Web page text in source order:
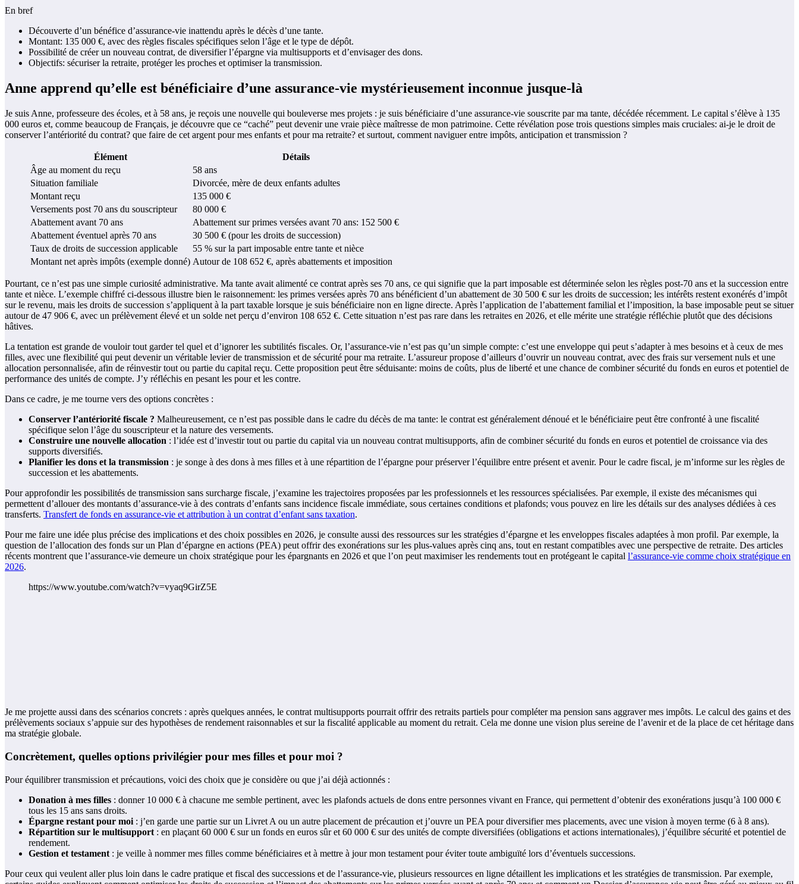
En bref
Découverte d’un bénéfice d’assurance-vie inattendu après le décès d’une tante.
Montant: 135 000 €, avec des règles fiscales spécifiques selon l’âge et le type de dépôt.
Possibilité de créer un nouveau contrat, de diversifier l’épargne via multisupports et d’envisager des dons.
Objectifs: sécuriser la retraite, protéger les proches et optimiser la transmission.
Anne apprend qu’elle est bénéficiaire d’une assurance-vie mystérieusement inconnue jusque-là
Je suis Anne, professeure des écoles, et à 58 ans, je reçois une nouvelle qui bouleverse mes projets : je suis bénéficiaire d’une assurance-vie souscrite par ma tante, décédée récemment. Le capital s’élève à 135
000 euros et, comme beaucoup de Français, je découvre que ce “caché” peut devenir une vraie pièce maîtresse de mon patrimoine. Cette révélation pose trois questions simples mais cruciales: ai-je le droit de
conserver l’antériorité du contrat? que faire de cet argent pour mes enfants et pour ma retraite? et surtout, comment naviguer entre impôts, anticipation et transmission ?
Élément
Détails
Âge au moment du reçu
58 ans
Situation familiale
Divorcée, mère de deux enfants adultes
Montant reçu
135 000 €
Versements post 70 ans du souscripteur
80 000 €
Abattement avant 70 ans
Abattement sur primes versées avant 70 ans: 152 500 €
Abattement éventuel après 70 ans
30 500 € (pour les droits de succession)
Taux de droits de succession applicable
55 % sur la part imposable entre tante et nièce
Montant net après impôts (exemple donné) Autour de 108 652 €, après abattements et imposition
Pourtant, ce n’est pas une simple curiosité administrative. Ma tante avait alimenté ce contrat après ses 70 ans, ce qui signifie que la part imposable est déterminée selon les règles post‑70 ans et la succession entre
tante et nièce. L’exemple chiffré ci‑dessous illustre bien le raisonnement: les primes versées après 70 ans bénéficient d’un abattement de 30 500 € sur les droits de succession; les intérêts restent exonérés d’impôt
sur le revenu, mais les droits de succession s’appliquent à la part taxable lorsque je suis bénéficiaire non en ligne directe. Après l’application de l’abattement familial et l’imposition, la base imposable peut se situer
autour de 47 906 €, avec un prélèvement élevé et un solde net perçu d’environ 108 652 €. Cette situation n’est pas rare dans les retraites en 2026, et elle mérite une stratégie réfléchie plutôt que des décisions
hâtives.
La tentation est grande de vouloir tout garder tel quel et d’ignorer les subtilités fiscales. Or, l’assurance-vie n’est pas qu’un simple compte: c’est une enveloppe qui peut s’adapter à mes besoins et à ceux de mes
filles, avec une flexibilité qui peut devenir un véritable levier de transmission et de sécurité pour ma retraite. L’assureur propose d’ailleurs d’ouvrir un nouveau contrat, avec des frais sur versement nuls et une
allocation personnalisée, afin de réinvestir tout ou partie du capital reçu. Cette proposition peut être séduisante: moins de coûts, plus de liberté et une chance de combiner sécurité du fonds en euros et potentiel de
performance des unités de compte. J’y réfléchis en pesant les pour et les contre.
Dans ce cadre, je me tourne vers des options concrètes :
Conserver l’antériorité fiscale ? Malheureusement, ce n’est pas possible dans le cadre du décès de ma tante: le contrat est généralement dénoué et le bénéficiaire peut être confronté à une fiscalité
spécifique selon l’âge du souscripteur et la nature des versements.
Construire une nouvelle allocation : l’idée est d’investir tout ou partie du capital via un nouveau contrat multisupports, afin de combiner sécurité du fonds en euros et potentiel de croissance via des
supports diversifiés.
Planifier les dons et la transmission : je songe à des dons à mes filles et à une répartition de l’épargne pour préserver l’équilibre entre présent et avenir. Pour le cadre fiscal, je m’informe sur les règles de
succession et les abattements.
Pour approfondir les possibilités de transmission sans surcharge fiscale, j’examine les trajectoires proposées par les professionnels et les ressources spécialisées. Par exemple, il existe des mécanismes qui
permettent d’allouer des montants d’assurance-vie à des contrats d’enfants sans incidence fiscale immédiate, sous certaines conditions et plafonds; vous pouvez en lire les détails sur des analyses dédiées à ces
transferts. Transfert de fonds en assurance-vie et attribution à un contrat d’enfant sans taxation.
Pour me faire une idée plus précise des implications et des choix possibles en 2026, je consulte aussi des ressources sur les stratégies d’épargne et les enveloppes fiscales adaptées à mon profil. Par exemple, la
question de l’allocation des fonds sur un Plan d’épargne en actions (PEA) peut offrir des exonérations sur les plus-values après cinq ans, tout en restant compatibles avec une perspective de retraite. Des articles
récents montrent que l’assurance-vie demeure un choix stratégique pour les épargnants en 2026 et que l’on peut maximiser les rendements tout en protégeant le capital l’assurance-vie comme choix stratégique en
2026.
https://www.youtube.com/watch?v=vyaq9GirZ5E
Je me projette aussi dans des scénarios concrets : après quelques années, le contrat multisupports pourrait offrir des retraits partiels pour compléter ma pension sans aggraver mes impôts. Le calcul des gains et des
prélèvements sociaux s’appuie sur des hypothèses de rendement raisonnables et sur la fiscalité applicable au moment du retrait. Cela me donne une vision plus sereine de l’avenir et de la place de cet héritage dans
ma stratégie globale.
Concrètement, quelles options privilégier pour mes filles et pour moi ?
Pour équilibrer transmission et précautions, voici des choix que je considère ou que j’ai déjà actionnés :
Donation à mes filles : donner 10 000 € à chacune me semble pertinent, avec les plafonds actuels de dons entre personnes vivant en France, qui permettent d’obtenir des exonérations jusqu’à 100 000 €
tous les 15 ans sans droits.
Épargne restant pour moi : j’en garde une partie sur un Livret A ou un autre placement de précaution et j’ouvre un PEA pour diversifier mes placements, avec une vision à moyen terme (6 à 8 ans).
Répartition sur le multisupport : en plaçant 60 000 € sur un fonds en euros sûr et 60 000 € sur des unités de compte diversifiées (obligations et actions internationales), j’équilibre sécurité et potentiel de
rendement.
Gestion et testament : je veille à nommer mes filles comme bénéficiaires et à mettre à jour mon testament pour éviter toute ambiguïté lors d’éventuels successions.
Pour ceux qui veulent aller plus loin dans le cadre pratique et fiscal des successions et de l’assurance-vie, plusieurs ressources en ligne détaillent les implications et les stratégies de transmission. Par exemple,